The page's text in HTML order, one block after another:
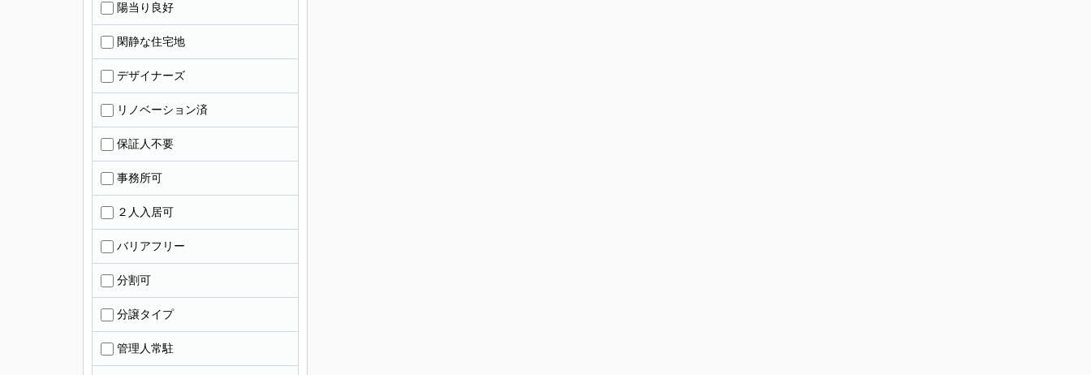
陽当り良好
閑静な住宅地
デザイナーズ
リノベーション済
保証人不要
事務所可
２人入居可
バリアフリー
分割可
分譲タイプ
管理人常駐